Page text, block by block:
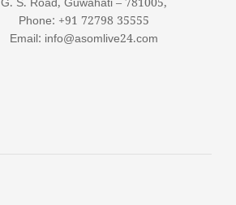
G. S. Road, Guwahati – 781005,
Phone: +91 72798 35555
Email: info@asomlive24.com